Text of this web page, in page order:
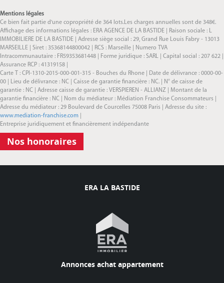
Mentions légales
Ce bien fait partie d'une copropriété de 364 lots.Les charges annuelles sont de 348€.
Affichage des informations légales : ERA AGENCE DE LA BASTIDE | Raison sociale : L
IMMOBILIERE DE LA BASTIDE | Adresse siège social : 29, Grand Rue Louis Fabry - 13013
MARSEILLE | Siret : 35368144800042 | RCS : Marseille | Numero TVA
Intracommunautaire : FR59353681448 | Forme juridique : SARL | Capital social : 207 622 |
Assurance RCP : 41319158 |
Carte T : CPI-1310-2015-000-001-315 - Bouches du Rhone | Date de délivrance : 0000-00-
00 | Lieu de délivrance : NC | Caisse de garantie financière : NC. | N° de caisse de
garantie : NC | Adresse caisse de garantie : VERSPIEREN - ALLIANZ | Montant de la
garantie financière : NC | Nom du médiateur : Médiation Franchise Consommateurs |
Adresse du médiateur : 29 Boulevard de Courcelles 75008 Paris | Adresse du site :
www.mediation-franchise.com
Entreprise juridiquement et financièrement indépendante
Nos honoraires
ERA LA BASTIDE
Annonces achat appartement